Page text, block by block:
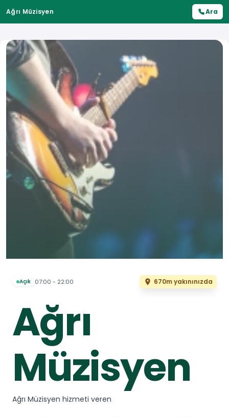
Ağrı Müzisyen Ara
Açık 07:00 - 22:00 670m yakınınızda
Ağrı
Müzisyen
Ağrı Müzisyen hizmeti veren